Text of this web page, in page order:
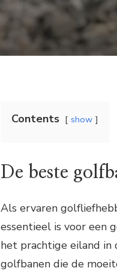
Contents show
De beste
Als ervaren
essentieel is voor een
het prachtige eiland in
golfbanen die de